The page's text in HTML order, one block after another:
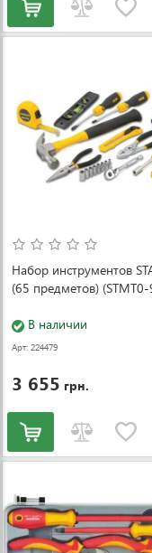
Набор инструментов
(65 предметов)
В наличии
Арт: 224479
3 655 грн.